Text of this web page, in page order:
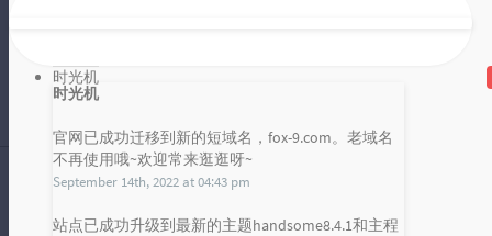
时光机
时光机
官网已成功迁移到新的短域名，fox-9.com。老域名
不再使用哦~欢迎常来逛逛呀~
September 14th, 2022 at 04:43 pm
站点已成功升级到最新的主题handsome8.4.1和主程